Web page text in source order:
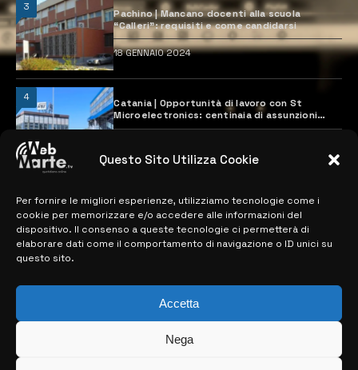
Questo Sito Utilizza Cookie
Per fornire le migliori esperienze, utilizziamo tecnologie come i
cookie per memorizzare e/o accedere alle informazioni del
dispositivo. Il consenso a queste tecnologie ci permetterà di
elaborare dati come il comportamento di navigazione o ID unici su
questo sito.
Accetta
Nega
3
Pachino | Mancano docenti alla scuola
“Calleri”: requisiti e come candidarsi
18 GENNAIO 2024
4
Catania | Opportunità di lavoro con St
Microelectronics: centinaia di assunzioni
previste
MAPPA DEL SITO
> NOTIZIE